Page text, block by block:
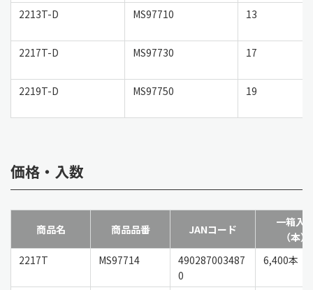
2213T-D
MS97710 13
2217T-D MS97730 17
2219T-D MS97750 19
価格・入数
商品名 商品品番 JANコード
一箱入
（本）
2217T
MS97714
490287003487
0
6,400本